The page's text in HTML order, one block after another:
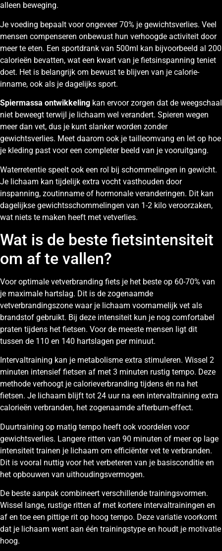
alleen beweging.
Je voeding bepaalt voor ongeveer 70% je gewichtsverlies. Veel
mensen compenseren onbewust hun verhoogde activiteit door
meer te eten. Een sportdrank van 500ml kan bijvoorbeeld al 200
calorieën bevatten, wat een kwart van je fietsinspanning teniet
doet. Het is belangrijk om bewust te blijven van je calorie-
inname, ook als je dagelijks sport.
Spiermassa ontwikkeling kan ervoor zorgen dat de weegschaal
niet beweegt terwijl je lichaam wel verandert. Spieren wegen
meer dan vet, dus je kunt slanker worden zonder
gewichtsverlies. Meet daarom ook je tailleomvang en let op hoe
je kleding past voor een completer beeld van je vooruitgang.
Waterretentie speelt ook een rol bij schommelingen in gewicht.
Je lichaam kan tijdelijk extra vocht vasthouden door
inspanning, zoutinname of hormonale veranderingen. Dit kan
dagelijkse gewichtsschommelingen van 1-2 kilo veroorzaken,
wat niets te maken heeft met vetverlies.
Wat is de beste fietsintensiteit
om af te vallen?
Voor optimale vetverbranding fiets je het beste op 60-70% van
je maximale hartslag. Dit is de zogenaamde
vetverbrandingszone waar je lichaam voornamelijk vet als
brandstof gebruikt. Bij deze intensiteit kun je nog comfortabel
praten tijdens het fietsen. Voor de meeste mensen ligt dit
tussen de 110 en 140 hartslagen per minuut.
Intervaltraining kan je metabolisme extra stimuleren. Wissel 2
minuten intensief fietsen af met 3 minuten rustig tempo. Deze
methode verhoogt je calorieverbranding tijdens én na het
fietsen. Je lichaam blijft tot 24 uur na een intervaltraining extra
calorieën verbranden, het zogenaamde afterburn-effect.
Duurtraining op matig tempo heeft ook voordelen voor
gewichtsverlies. Langere ritten van 90 minuten of meer op lage
intensiteit trainen je lichaam om efficiënter vet te verbranden.
Dit is vooral nuttig voor het verbeteren van je basisconditie en
het opbouwen van uithoudingsvermogen.
De beste aanpak combineert verschillende trainingsvormen.
Wissel lange, rustige ritten af met kortere intervaltrainingen en
af en toe een pittige rit op hoog tempo. Deze variatie voorkomt
dat je lichaam went aan één trainingstype en houdt je motivatie
hoog.